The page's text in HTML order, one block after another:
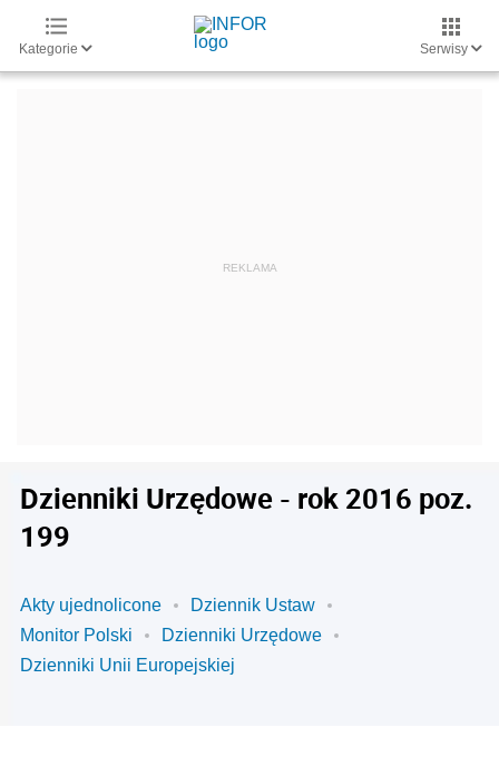
Kategorie Serwisy
Dzienniki Urzędowe - rok 2016 poz.
199
Akty ujednolicone
Dziennik Ustaw
Monitor Polski
Dzienniki Urzędowe
Dzienniki Unii Europejskiej